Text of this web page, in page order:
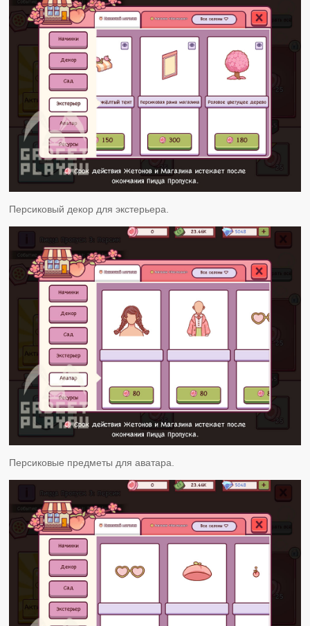
Персиковый декор для экстерьера.
Персиковые предметы для аватара.